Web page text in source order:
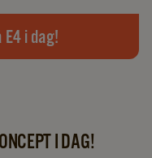
i dag!
I DAG!